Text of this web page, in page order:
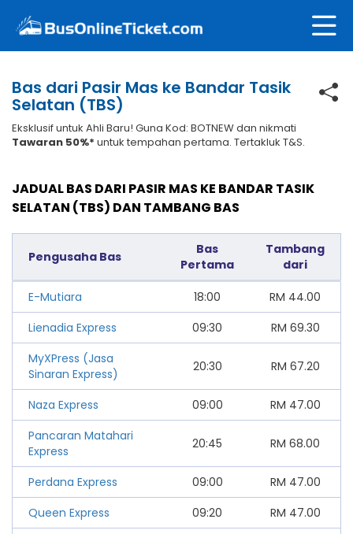
Bas dari Pasir Mas ke Bandar Tasik
Selatan (TBS)
Eksklusif untuk Ahli Baru! Guna Kod: BOTNEW dan nikmati
Tawaran 50%* untuk tempahan pertama. Tertakluk T&S.
JADUAL BAS DARI PASIR MAS KE BANDAR TASIK
SELATAN (TBS) DAN TAMBANG BAS
Pengusaha Bas
Bas
Pertama
Tambang
dari
E-Mutiara 18:00 RM 44.00
Lienadia Express
09:30 RM 69.30
MyXPress (Jasa
Sinaran Express)
20:30 RM 67.20
Naza Express 09:00 RM 47.00
Pancaran Matahari
Express
20:45 RM 68.00
Perdana Express 09:00 RM 47.00
Queen Express
09:20 RM 47.00